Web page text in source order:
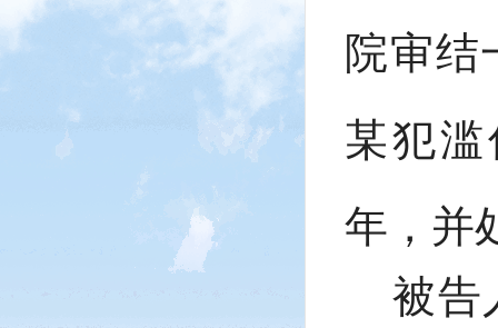
院审结
某犯
年，并
被告